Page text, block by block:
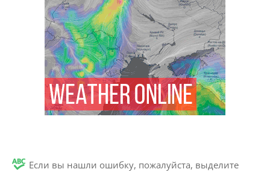
Если вы нашли ошибку, пожалуйста, выделите